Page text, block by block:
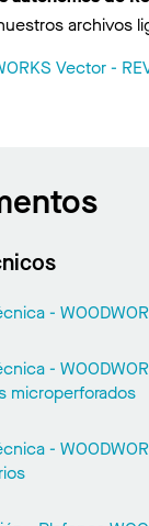
archivos
Vector -
-
-
microperforados
-